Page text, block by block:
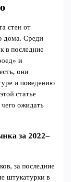
стен от
дома. Среди
в последние
и
они
и поведению
статье
ожидать
за 2022–
за последние
штукатурки в